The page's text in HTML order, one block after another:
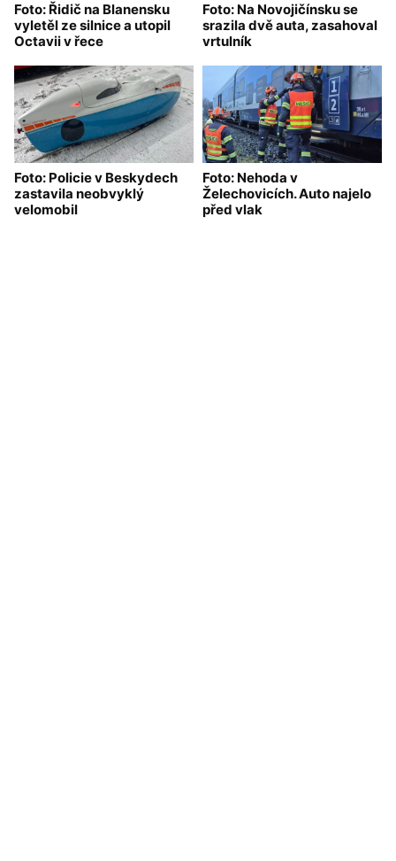
Foto: Řidič na Blanensku
vyletěl ze silnice a utopil
Octavii v řece
Foto: Na Novojičínsku se
srazila dvě auta, zasahoval
vrtulník
Foto: Policie v Beskydech
zastavila neobvyklý
velomobil
Foto: Nehoda v
Želechovicích. Auto najelo
před vlak